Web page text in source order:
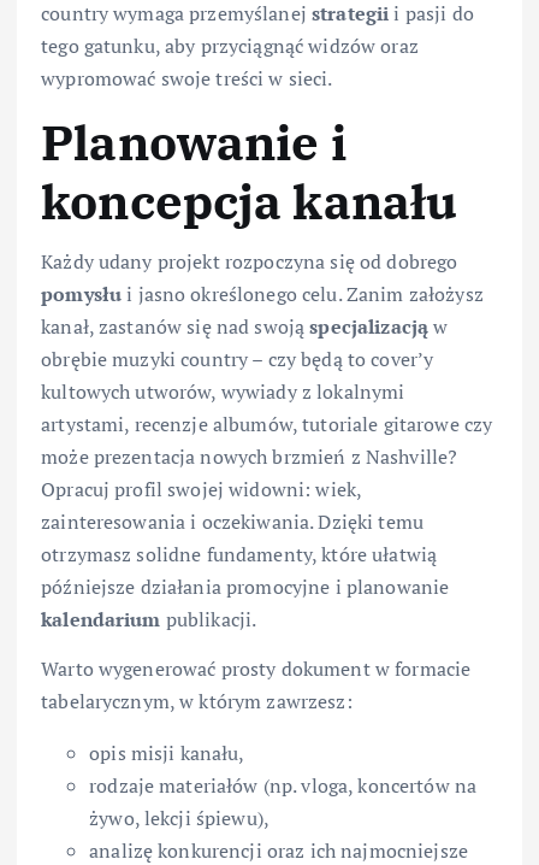
country wymaga przemyślanejstrategiii pasji do
tego gatunku, aby przyciągnąć widzów oraz
wypromować swoje treści w sieci.
Planowanie i
koncepcja kanału
Każdy udany projekt rozpoczyna się od dobrego
pomysłui jasno określonego celu. Zanim założysz
kanał, zastanów się nad swojąspecjalizacjąw
obrębie muzyki country – czy będą to cover’y
kultowych utworów, wywiady z lokalnymi
artystami, recenzje albumów, tutoriale gitarowe czy
może prezentacja nowych brzmień z Nashville?
Opracuj profil swojej widowni: wiek,
zainteresowania i oczekiwania. Dzięki temu
otrzymasz solidne fundamenty, które ułatwią
późniejsze działania promocyjne i planowanie
kalendarium publikacji.
Warto wygenerować prosty dokument w formacie
tabelarycznym, w którym zawrzesz:
opis misji kanału,
rodzaje materiałów (np. vloga, koncertów na
żywo, lekcji śpiewu),
analizę konkurencji oraz ich najmocniejsze